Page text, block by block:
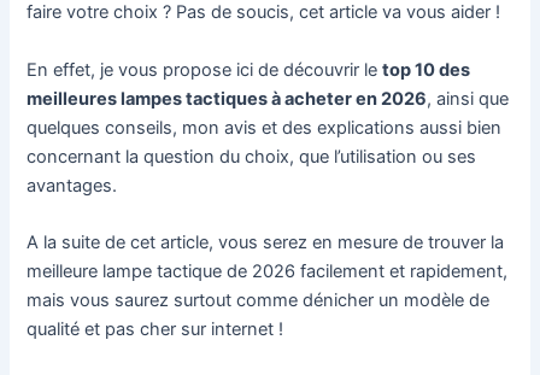
faire votre choix ? Pas de soucis, cet article va vous aider !
En effet, je vous propose ici de découvrir letop 10 des
meilleures lampes tactiques à acheter en 2026, ainsi que
quelques conseils, mon avis et des explications aussi bien
concernant la question du choix, que l’utilisation ou ses
avantages.
A la suite de cet article, vous serez en mesure de trouver la
meilleure lampe tactique de 2026 facilement et rapidement,
mais vous saurez surtout comme dénicher un modèle de
qualité et pas cher sur internet !